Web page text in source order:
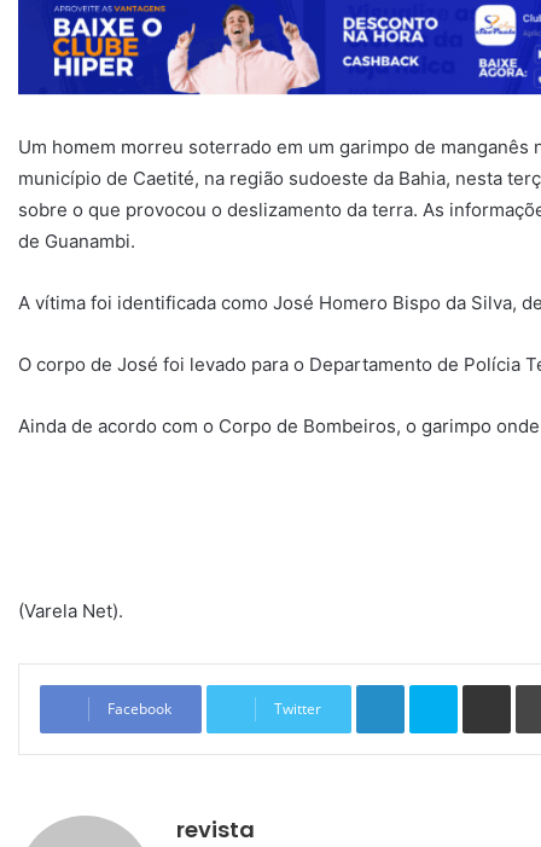
Um homem morreu soterrado em um garimpo de
município de Caetité, na região sudoeste da Bahia, nesta
sobre o que provocou o deslizamento da terra. As
de Guanambi.
A vítima foi identificada como José Homero Bispo da Silva,
O corpo de José foi levado para o Departamento de Polícia
Ainda de acordo com o Corpo de Bombeiros, o garimpo
(Varela Net).
Facebook Twitter
Linkedin Skype
revista